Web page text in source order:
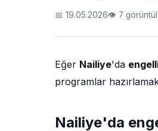
📅 19.05.2026👁 7
Eğer Nailiye'da
programlar
Nailiye'da